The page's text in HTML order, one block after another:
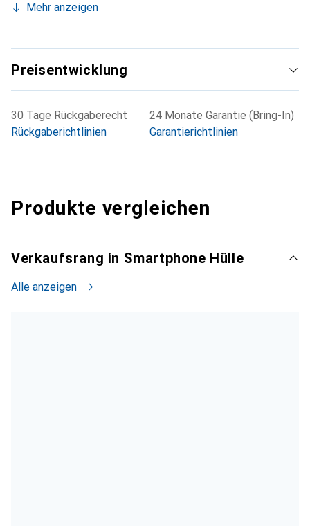
Mehr anzeigen
Preisentwicklung
30 Tage Rückgaberecht
Rückgaberichtlinien
24 Monate Garantie (Bring-In)
Garantierichtlinien
Produkte vergleichen
Verkaufsrang in Smartphone Hülle
Alle anzeigen